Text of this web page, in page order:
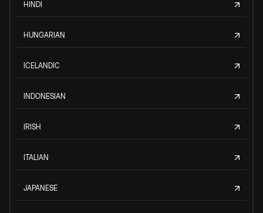
HINDI
HUNGARIAN
ICELANDIC
INDONESIAN
IRISH
ITALIAN
JAPANESE